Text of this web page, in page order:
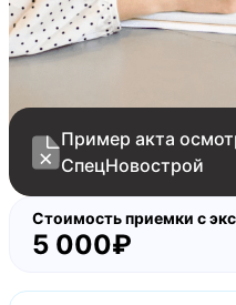
Зазоры плинтусов
покрытиям/стенам
полотнах
Поверхность стен
поклейкой обоев
полотен
Читаемые стыки на
Зазоры
Пример акта
СпецНовострой
Стоимость приемки с
5 000₽